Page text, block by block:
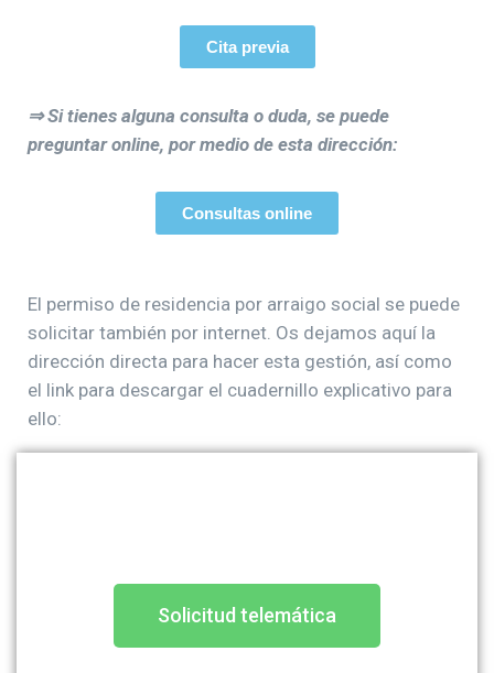
Cita previa
⇒ Si tienes alguna consulta o duda, se puede
preguntar online, por medio de esta dirección:
Consultas online
El permiso de residencia por arraigo social se puede
solicitar también por internet. Os dejamos aquí la
dirección directa para hacer esta gestión, así como
el link para descargar el cuadernillo explicativo para
ello:
Solicitud telemática